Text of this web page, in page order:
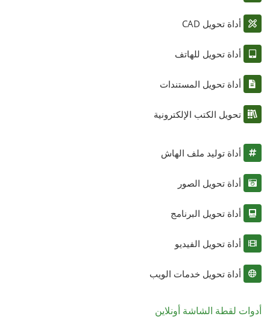
أداة تحويل CAD
أداة تحويل للهاتف
أداة تحويل المستندات
تحويل الكتب الإلكترونية
أداة توليد ملف الهاش
أداة تحويل الصور
أداة تحويل البرنامج
أداة تحويل الفيديو
أداة تحويل خدمات الويب
أدوات لقطة الشاشة أونلاين